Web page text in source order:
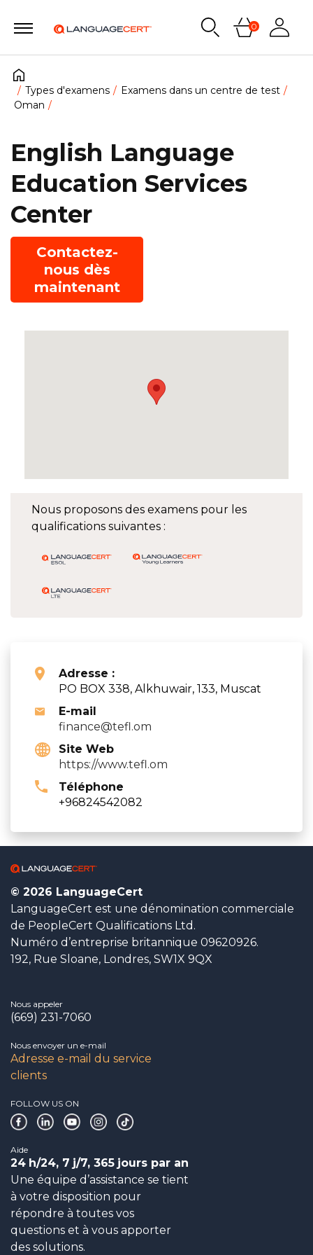
0
Types d'examens
Examens dans un centre de test
Oman
Nous proposons des examens pour les
qualifications suivantes :
Adresse :
PO BOX 338, Alkhuwair, 133, Muscat
E-mail
finance@tefl.om
Site Web
https://www.tefl.om
Téléphone
+96824542082
English Language
Education Services
Center
Contactez-
nous dès
maintenant
© 2026 LanguageCert
LanguageCert est une dénomination commerciale
de PeopleCert Qualifications Ltd.
Numéro d’entreprise britannique 09620926.
192, Rue Sloane, Londres, SW1X 9QX
Nous appeler
(669) 231-7060
Nous envoyer un e-mail
Adresse e-mail du service
clients
FOLLOW US ON
Aide
24 h/24, 7 j/7, 365 jours par an
Une équipe d’assistance se tient
à votre disposition pour
répondre à toutes vos
questions et à vous apporter
des solutions.